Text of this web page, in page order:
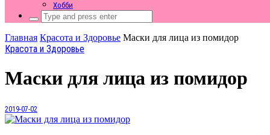
Хобби
Search
for:
Главная Красота и Здоровье Маски для лица из помидор
Красота и Здоровье
Маски для лица из помидор
2019-07-02